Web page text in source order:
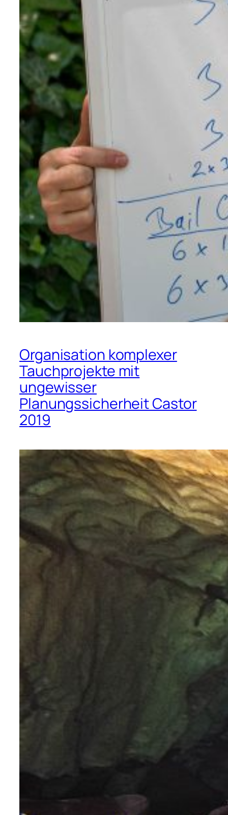
Organisation komplexer
Tauchprojekte mit
ungewisser
Planungssicherheit Castor
2019